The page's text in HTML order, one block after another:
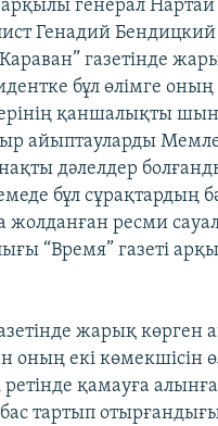
арқылы генерал
Генадий
газетінде
бұл өлімге
қаншалықты
айыптауларды
дәлелдер
бұл сұрақтардың
жолданған ресми
“Время” газеті
жарық
оның екі көмекшісін
ретінде қамауға
тартып отырғандығы